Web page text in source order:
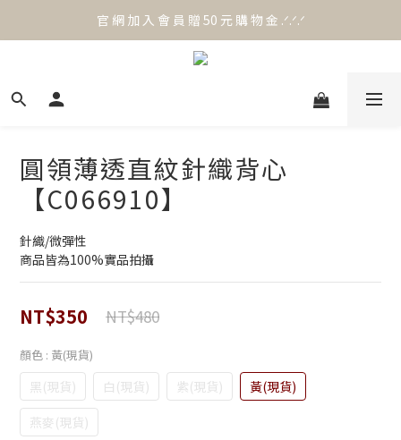
官 網 加 入 會 員 贈 50 元 購 物 金 .ᐟ.ᐟ.ᐟ
⟡.·*. 滿 NT.1000 免 運 費 ꔛ♡
官 網 加 入 會 員 贈 50 元 購 物 金 .ᐟ.ᐟ.ᐟ
圓領薄透直紋針織背心
【C066910】
針織/微彈性
商品皆為100%實品拍攝
NT$350 NT$480
顏色 : 黃(現貨)
黑(現貨) 白(現貨) 紫(現貨)
黃(現貨)
燕麥(現貨)